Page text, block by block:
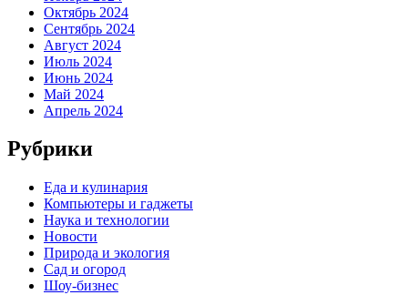
Октябрь 2024
Сентябрь 2024
Август 2024
Июль 2024
Июнь 2024
Май 2024
Апрель 2024
Рубрики
Еда и кулинария
Компьютеры и гаджеты
Наука и технологии
Новости
Природа и экология
Сад и огород
Шоу-бизнес